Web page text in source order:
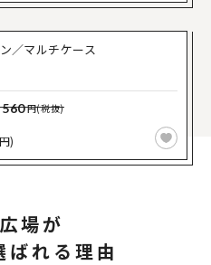
／マルチケース
560円(税抜)
)
場が
ばれる理由